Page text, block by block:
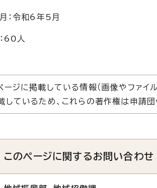
：令和6年5月
60人
ージに掲載している情報（画像やファ
しているため、これらの著作権は申請
このページに関するお問い合わせ